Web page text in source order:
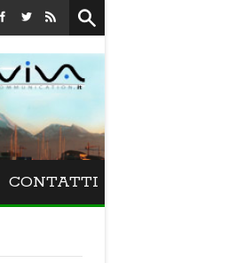
- La direttrice lucchese Beatrice Venezi
CONTATTI